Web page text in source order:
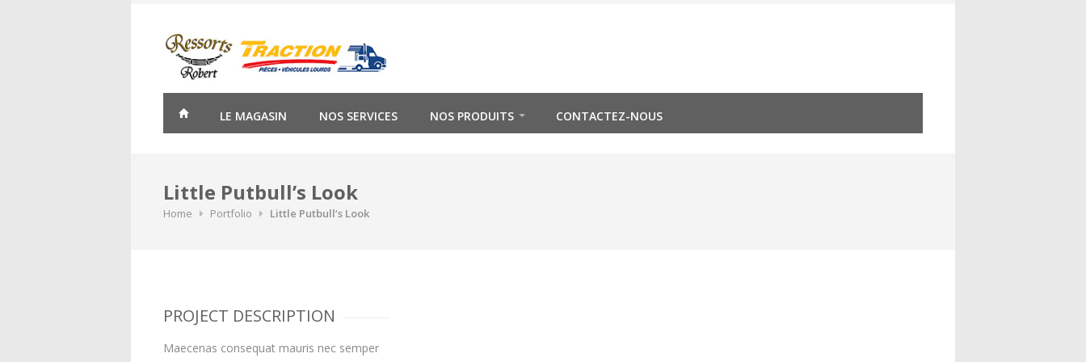
content
LE MAGASIN NOS SERVICES NOS PRODUITS CONTACTEZ-NOUS
Little Putbull’s Look
Home Portfolio Little Putbull’s Look
PROJECT DESCRIPTION
Maecenas consequat mauris nec semper